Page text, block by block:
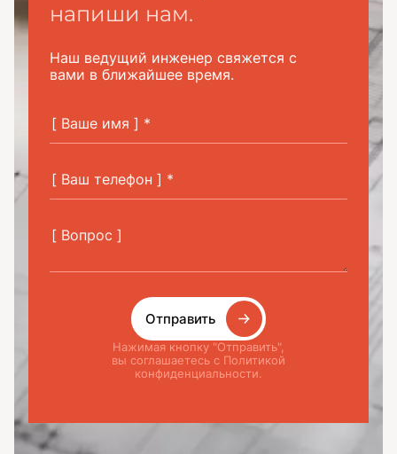
напиши нам.
Наш ведущий инженер свяжется с
вами в ближайшее время.
Отправить
Нажимая кнопку "Отправить",
вы соглашаетесь с Политикой
конфиденциальности.